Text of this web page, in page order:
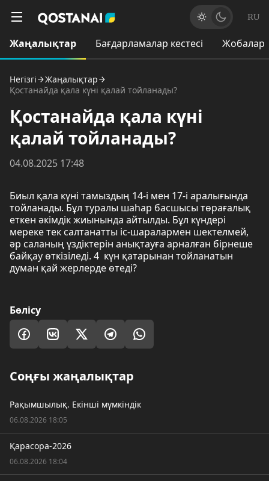
RU
Жаңалықтар Бағдарламалар кестесі Жобалар
Негізгі
Жаңалықтар
Қостанайда қала күні қалай тойланады?
Қостанайда қала күні
қалай тойланады?
04.08.2025 17:48
Биыл қала күні тамыздың 14-і мен 17-і аралығында
тойланады. Бұл туралы шаһар басшысы төрағалық
еткен әкімдік жиынында айтылды. Бұл күндері
мереке тек салтанатты іс-шаралармен шектелмей,
әр саланың үздіктерін анықтауға арналған бірнеше
байқау өткізіледі. 4 күн қатарынан тойланатын
думан қай жерлерде өтеді?
Бөлісу
Соңғы жаңалықтар
Рақымшылық. Екінші мүмкіндік
06.08.2026 18:05
Қарасора-2026
06.08.2026 18:04